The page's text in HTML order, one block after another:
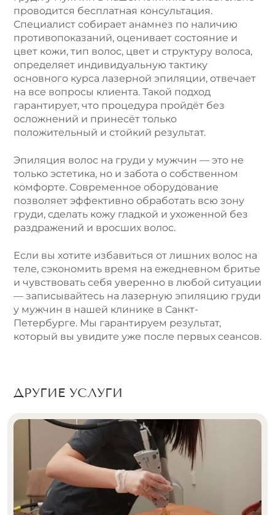
проводится бесплатная консультация.
Специалист собирает анамнез по наличию
противопоказаний, оценивает состояние и
цвет кожи, тип волос, цвет и структуру волоса,
определяет индивидуальную тактику
основного курса лазерной эпиляции, отвечает
на все вопросы клиента. Такой подход
гарантирует, что процедура пройдёт без
осложнений и принесёт только
положительный и стойкий результат.
Эпиляция волос на груди у мужчин — это не
только эстетика, но и забота о собственном
комфорте. Современное оборудование
позволяет эффективно обработать всю зону
груди, сделать кожу гладкой и ухоженной без
раздражений и вросших волос.
Если вы хотите избавиться от лишних волос на
теле, сэкономить время на ежедневном бритье
и чувствовать себя уверенно в любой ситуации
— записывайтесь на лазерную эпиляцию груди
у мужчин в нашей клинике в Санкт-
Петербурге. Мы гарантируем результат,
который вы увидите уже после первых сеансов.
ДРУГИЕ УСЛУГИ